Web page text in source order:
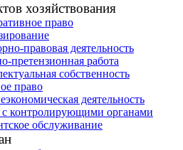
хозяйствования
право
правовая деятельность
претензионная работа
собственность
право
деятельность
с контролирующими органами
обслуживание